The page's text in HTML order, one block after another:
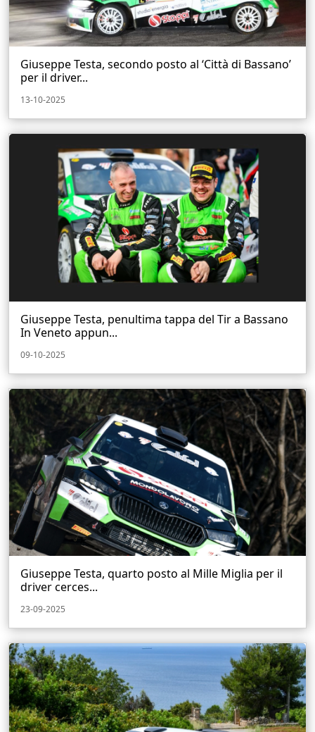
Giuseppe Testa, secondo posto al ‘Città di Bassano’
per il driver...
13-10-2025
Giuseppe Testa, penultima tappa del Tir a Bassano
In Veneto appun...
09-10-2025
Giuseppe Testa, quarto posto al Mille Miglia per il
driver cerces...
23-09-2025